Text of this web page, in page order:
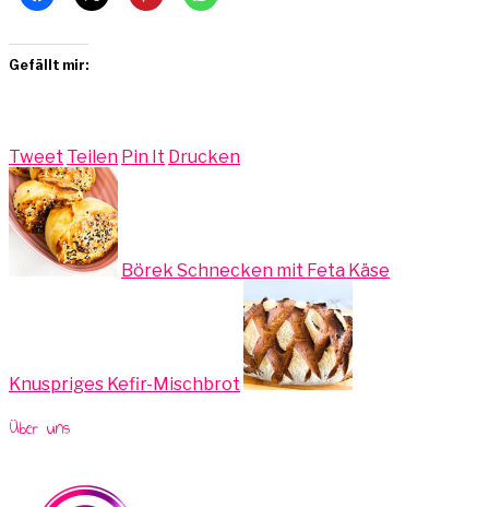
Gefällt mir:
Tweet Teilen Pin It Drucken
Börek Schnecken mit Feta Käse
Knuspriges Kefir-Mischbrot
Über uns